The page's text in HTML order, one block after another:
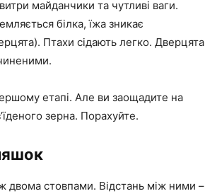
майданчики та чутливі ваги.
білка, їжа зникає
Птахи сідають легко. Дверцята
етапі. Але ви заощадите на
зерна. Порахуйте.
двома стовпами. Відстань між ними –